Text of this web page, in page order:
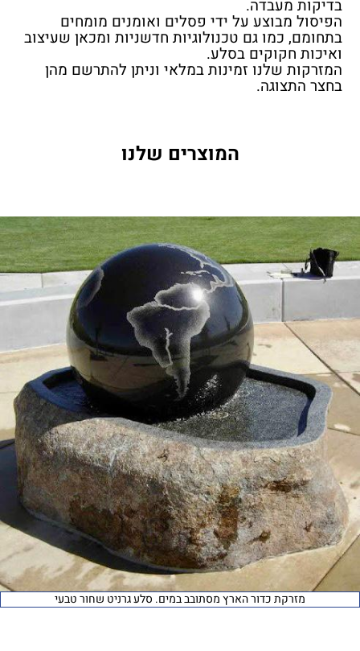
בדיקות מעבדה.
הפיסול מבוצע על ידי פסלים ואומנים מומחים
בתחומם, כמו גם טכנולוגיות חדשניות ומכאן שעיצוב
ואיכות חקוקים בסלע.
המזרקות שלנו זמינות במלאי וניתן להתרשם מהן
בחצר התצוגה.
המוצרים שלנו
מזרקת כדור הארץ מסתובב במים. סלע גרניט שחור טבעי